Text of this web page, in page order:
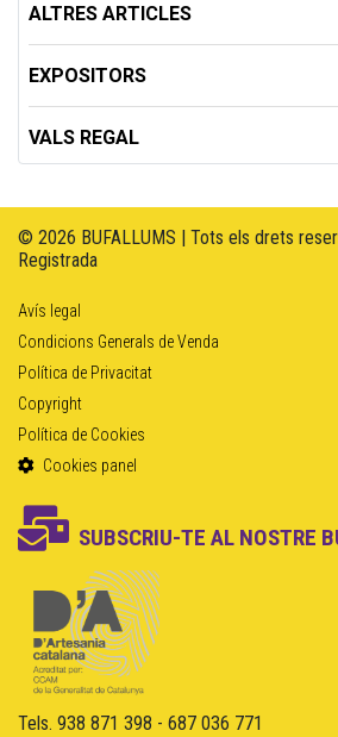
ALTRES ARTICLES
EXPOSITORS
VALS REGAL
© 2026 BUFALLUMS | Tots els drets
Registrada
Avís legal
Condicions Generals de Venda
Política de Privacitat
Copyright
Política de Cookies
Cookies panel
SUBSCRIU-TE AL NOSTRE
Tels. 938 871 398 - 687 036 771